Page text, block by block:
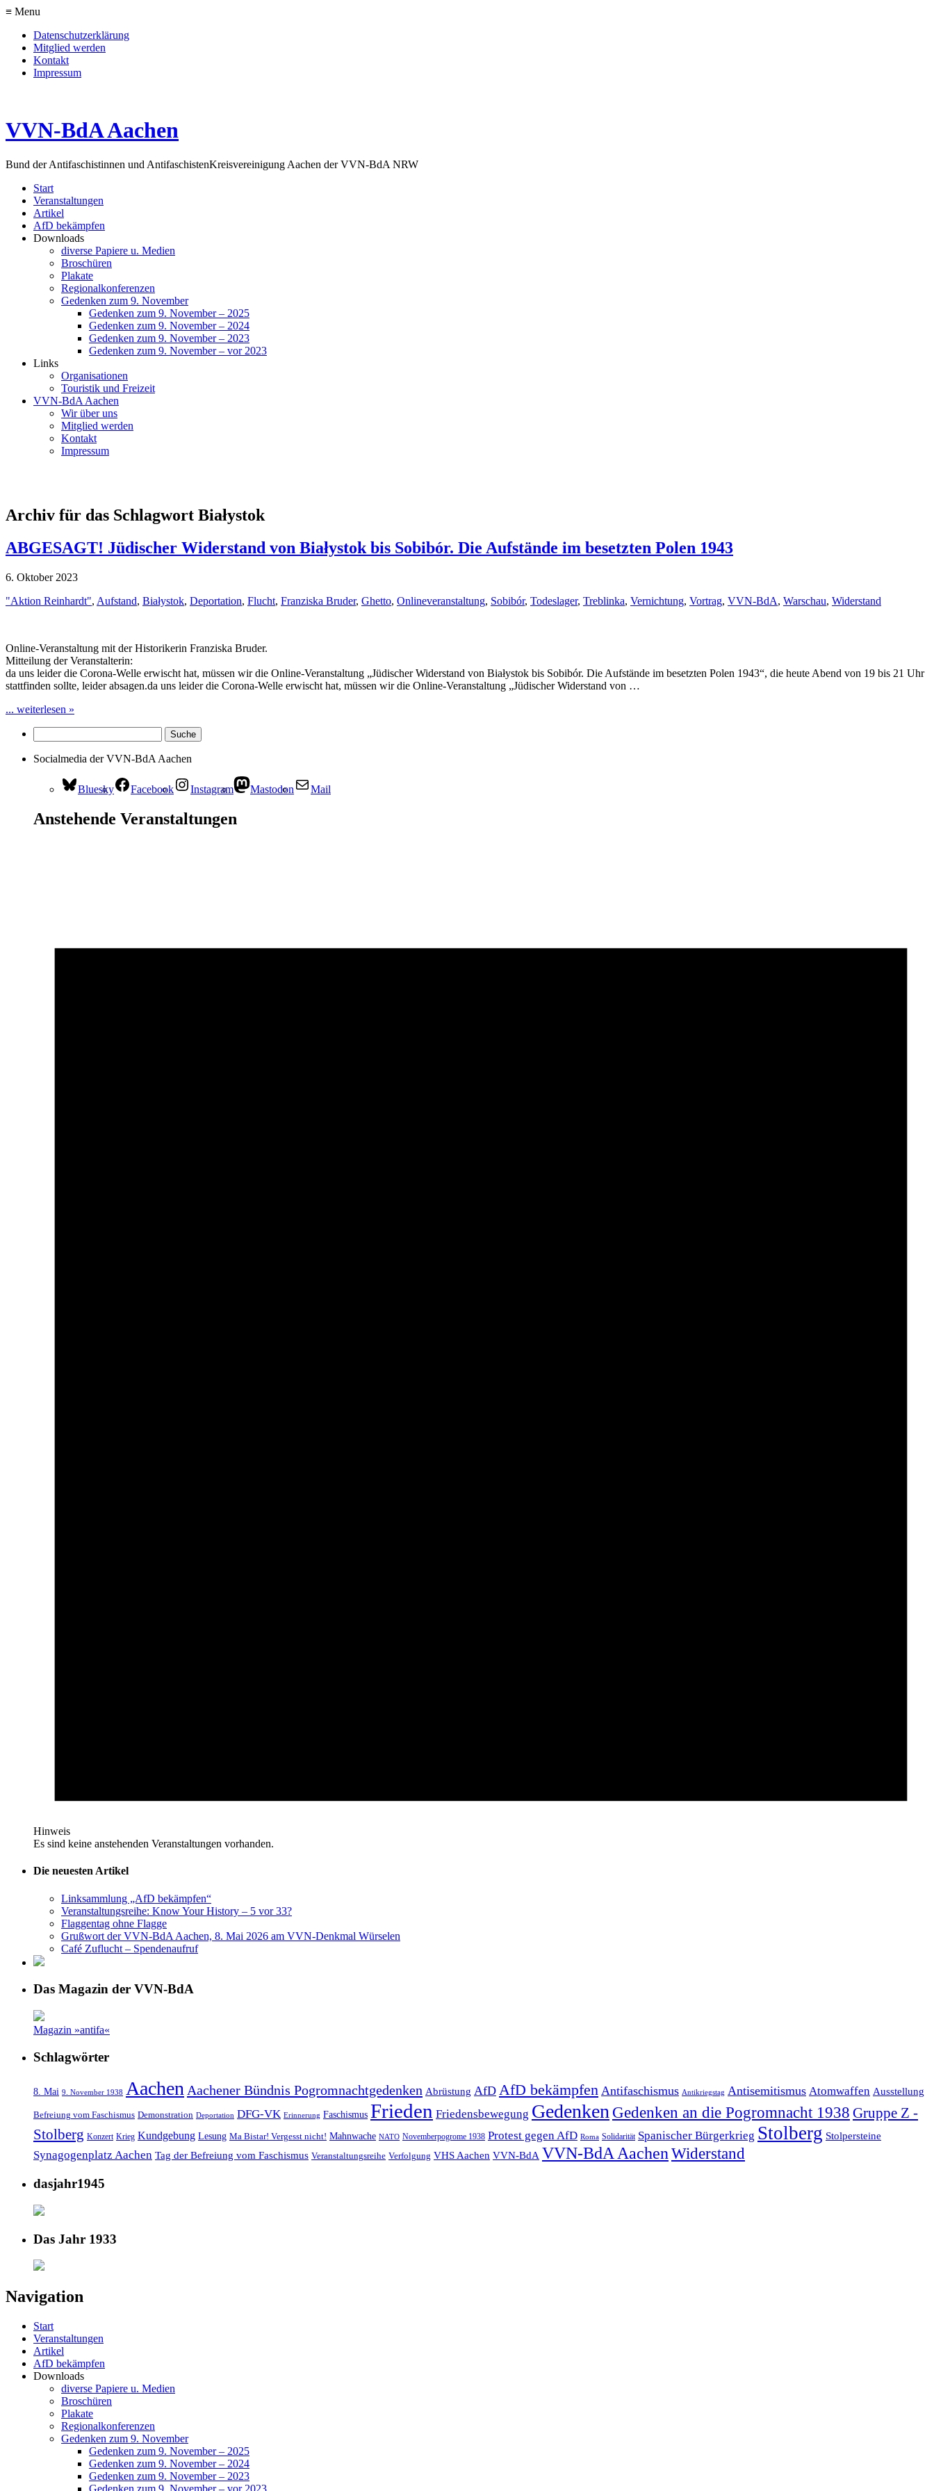
≡ Menu
Datenschutzerklärung
Mitglied werden
Kontakt
Impressum
VVN-BdA Aachen
Bund der Antifaschistinnen und AntifaschistenKreisvereinigung Aachen der VVN-BdA NRW
Start
Veranstaltungen
Artikel
AfD bekämpfen
Downloads
diverse Papiere u. Medien
Broschüren
Plakate
Regionalkonferenzen
Gedenken zum 9. November
Gedenken zum 9. November – 2025
Gedenken zum 9. November – 2024
Gedenken zum 9. November – 2023
Gedenken zum 9. November – vor 2023
Links
Organisationen
Touristik und Freizeit
VVN-BdA Aachen
Wir über uns
Mitglied werden
Kontakt
Impressum
Archiv für das Schlagwort Białystok
ABGESAGT! Jüdischer Widerstand von Białystok bis Sobibór. Die Aufstände im besetzten Polen 1943
6. Oktober 2023
"Aktion Reinhardt", Aufstand, Białystok, Deportation, Flucht, Franziska Bruder, Ghetto, Onlineveranstaltung, Sobibór, Todeslager, Treblinka, Vernichtung, Vortrag, VVN-BdA, Warschau, Widerstand
Online-Veranstaltung mit der Historikerin Franziska Bruder.
Mitteilung der Veranstalterin:
da uns leider die Corona-Welle erwischt hat, müssen wir die Online-Veranstaltung „Jüdischer Widerstand von Białystok bis Sobibór. Die Aufstände im besetzten Polen 1943“, die heute Abend von 19 bis 21 Uhr
stattfinden sollte, leider absagen.da uns leider die Corona-Welle erwischt hat, müssen wir die Online-Veranstaltung „Jüdischer Widerstand von …
... weiterlesen »
Socialmedia der VVN-BdA Aachen
Bluesky Facebook Instagram Mastodon Mail
Anstehende Veranstaltungen
Hinweis
Es sind keine anstehenden Veranstaltungen vorhanden.
Die neuesten Artikel
Linksammlung „AfD bekämpfen“
Veranstaltungsreihe: Know Your History – 5 vor 33?
Flaggentag ohne Flagge
Grußwort der VVN-BdA Aachen, 8. Mai 2026 am VVN-Denkmal Würselen
Café Zuflucht – Spendenaufruf
Das Magazin der VVN-BdA
Magazin »antifa«
Schlagwörter
8. Mai 9. November 1938 AachenAachener Bündnis Pogromnachtgedenken Abrüstung AfD AfD bekämpfen Antifaschismus Antikriegstag Antisemitismus Atomwaffen Ausstellung
Befreiung vom Faschismus Demonstration Deportation DFG-VK Erinnerung Faschismus Frieden Friedensbewegung Gedenken Gedenken an die Pogromnacht 1938 Gruppe Z -
Stolberg Konzert Krieg Kundgebung Lesung Ma Bistar! Vergesst nicht! Mahnwache NATO Novemberpogrome 1938 Protest gegen AfD Roma Solidarität Spanischer Bürgerkrieg Stolberg Stolpersteine
Synagogenplatz Aachen Tag der Befreiung vom Faschismus Veranstaltungsreihe Verfolgung VHS Aachen VVN-BdA VVN-BdA AachenWiderstand
dasjahr1945
Das Jahr 1933
Navigation
Start
Veranstaltungen
Artikel
AfD bekämpfen
Downloads
diverse Papiere u. Medien
Broschüren
Plakate
Regionalkonferenzen
Gedenken zum 9. November
Gedenken zum 9. November – 2025
Gedenken zum 9. November – 2024
Gedenken zum 9. November – 2023